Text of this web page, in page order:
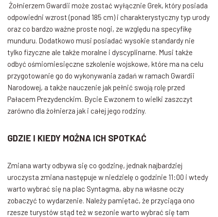
Żołnierzem Gwardii może zostać wyłącznie Grek, który posiada
odpowiedni wzrost (ponad 185 cm) i charakterystyczny typ urody
oraz co bardzo ważne proste nogi, ze względu na specyfikę
munduru. Dodatkowo musi posiadać wysokie standardy nie
tylko fizyczne ale także moralne i dyscyplinarne. Musi także
odbyć ośmiomiesięczne szkolenie wojskowe, które ma na celu
przygotowanie go do wykonywania zadań w ramach Gwardii
Narodowej, a także nauczenie jak pełnić swoją rolę przed
Pałacem Prezydenckim. Bycie Ewzonem to wielki zaszczyt
zarówno dla żołnierza jak i całej jego rodziny.
GDZIE I KIEDY MOŻNA ICH SPOTKAĆ
Zmiana warty odbywa się co godzinę, jednak najbardziej
uroczysta zmiana następuje w niedzielę o godzinie 11:00 i wtedy
warto wybrać się na plac Syntagma, aby na własne oczy
zobaczyć to wydarzenie. Należy pamiętać, że przyciąga ono
rzesze turystów stąd też w sezonie warto wybrać się tam